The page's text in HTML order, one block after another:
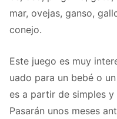
mar, ovejas, ganso,
conejo.
Este juego es muy
uado para un bebé o
es a partir de simples
Pasarán unos meses